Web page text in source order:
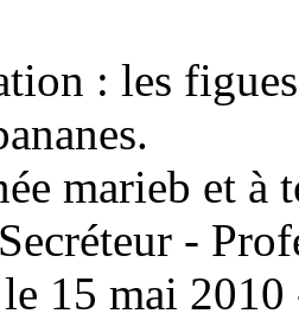
: les
marieb et à
-
15 mai